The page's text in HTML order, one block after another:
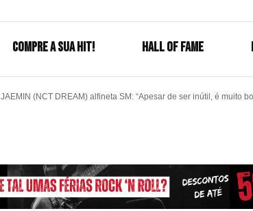
COMPRE A SUA HIT! HALL OF FAME
JAEMIN (NCT DREAM) alfineta SM: “Apesar de ser inútil, é muito